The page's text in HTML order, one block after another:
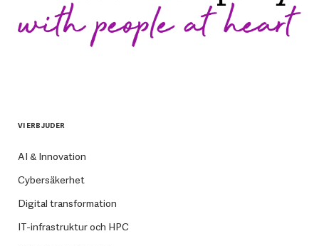
VI ERBJUDER
AI & Innovation
Cybersäkerhet
Digital transformation
IT-infrastruktur och HPC